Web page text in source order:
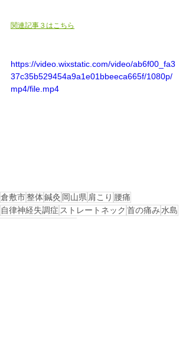
関連記事３はこちら
https://video.wixstatic.com/video/ab6f00_fa3
37c35b529454a9a1e01bbeeca665f/1080p/
mp4/file.mp4
倉敷市整体鍼灸 岡山県 肩こり 腰痛
自律神経失調症 ストレートネック 首の痛み 水島